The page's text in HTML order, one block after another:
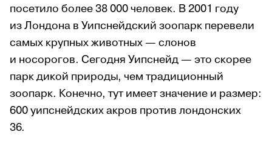
посетило более 38 000 человек. В 2001 году
из Лондона в Уипснейдский зоопарк перевели
самых крупных животных — слонов
и носорогов. Сегодня Уипснейд — это скорее
парк дикой природы, чем традиционный
зоопарк. Конечно, тут имеет значение и размер:
600 уипснейдских акров против лондонских
36.